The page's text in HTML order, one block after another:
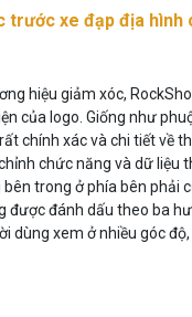
trước xe đạp địa hình
hiệu giảm xóc,
của logo. Giống như
chính xác và chi tiết về
chức năng và dữ liệu
trong ở phía bên phải
được đánh dấu theo ba
dùng xem ở nhiều góc